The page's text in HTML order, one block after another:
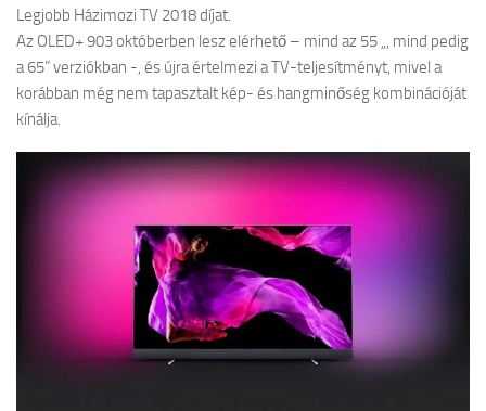
Legjobb Házimozi TV 2018 díjat.
Az OLED+ 903 októberben lesz elérhető – mind az 55 „, mind pedig
a 65” verziókban -, és újra értelmezi a TV-teljesítményt, mivel a
korábban még nem tapasztalt kép- és hangminőség kombinációját
kínálja.